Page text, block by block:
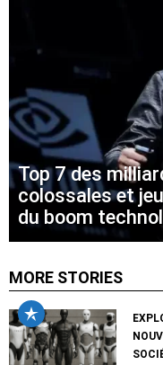
Top 7 des
colossales et
du boom
MORE STORIES